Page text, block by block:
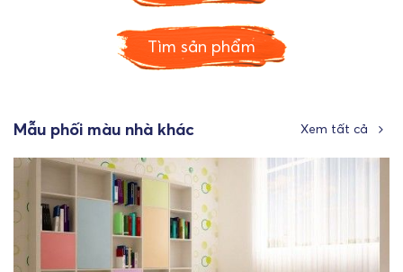
Tìm sản phẩm
Mẫu phối màu nhà khác Xem tất cả